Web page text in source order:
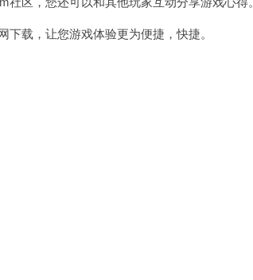
载，让您游戏体验更为便捷，快捷。